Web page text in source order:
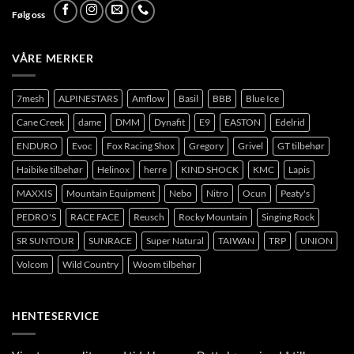
Følg oss
VÅRE MERKER
7mesh ALPINESTARS Amflow Basil BBB Blue Ice
Cane Creek dame DMM Dynafit E9 EASTON Edelrid
ENDURO Evoc Fox Racing Shox Gregory Grivel GT tilbehør
Haibike tilbehør Helinox herre KIND SHOCK KMC Lapis
MAXXIS Mountain Equipment Nebo Nitro Ocun Peaty's
PEDRO'S RACE FACE Reusch Rocky Mountain Singing Rock
SR SUNTOUR SUNRACE Super Natural TAIWAN TRP UNION
Volcom Wild Country Woom tilbehør
HENTESERVICE